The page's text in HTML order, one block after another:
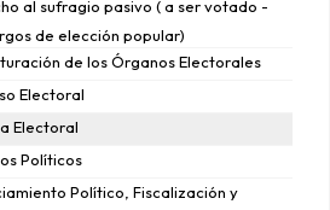
al sufragio pasivo ( a ser votado -
de elección popular)
de los Órganos Electorales
Electoral
Electoral
Políticos
Político, Fiscalización y